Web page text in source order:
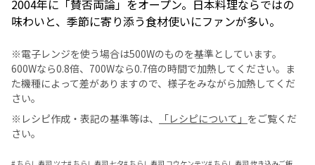
2004年に「賛否両論」をオープン。日本料理ならではの
味わいと、季節に寄り添う食材使いにファンが多い。
※電子レンジを使う場合は500Wのものを基準としています。
600Wなら0.8倍、700Wなら0.7倍の時間で加熱してください。ま
た機種によって差がありますので、様子をみながら加熱してくだ
さい。
※レシピ作成・表記の基準等は、
「レシピについて」 をご覧くだ
さい。